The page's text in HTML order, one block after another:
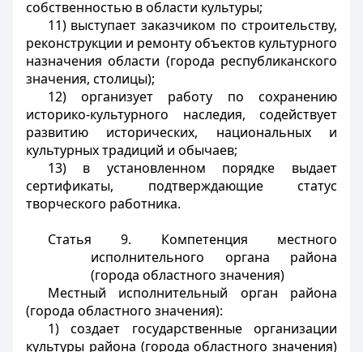
собственностью в области культуры;
11) выступает заказчиком по строительству,
реконструкции и ремонту объектов культурного
назначения области (города республиканского
значения, столицы);
12) организует работу по сохранению
историко-культурного наследия, содействует
развитию исторических, национальных и
культурных традиций и обычаев;
13) в установленном порядке выдает
сертификаты, подтверждающие статус
творческого работника.
Статья 9. Компетенция местного
исполнительного органа района
(города областного значения)
Местный исполнительный орган района
(города областного значения):
1) создает государственные организации
культуры района (города областного значения)